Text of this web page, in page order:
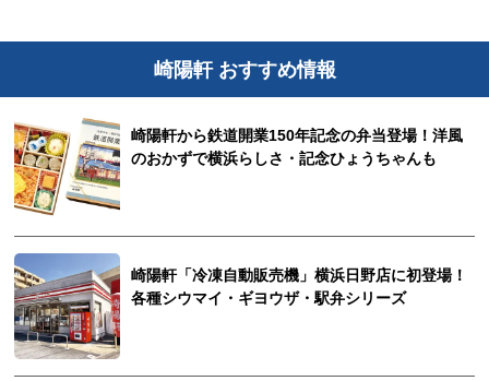
崎陽軒 おすすめ情報
崎陽軒から鉄道開業150年記念の弁当登場！洋風
のおかずで横浜らしさ・記念ひょうちゃんも
崎陽軒「冷凍自動販売機」横浜日野店に初登場！
各種シウマイ・ギヨウザ・駅弁シリーズ